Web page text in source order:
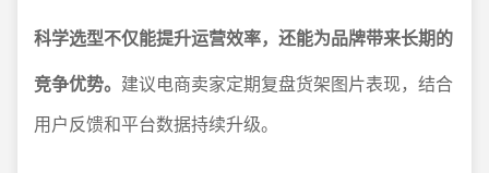
科学选型不仅能提升运营效率，还能为品牌带来长期的
竞争优势。 建议电商卖家定期复盘货架图片表现，结合
用户反馈和平台数据持续升级。